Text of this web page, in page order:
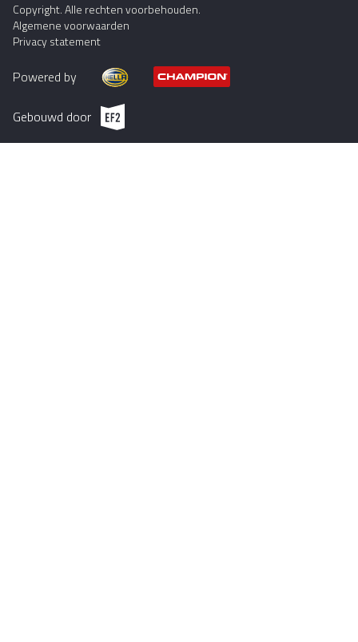
Copyright. Alle rechten voorbehouden.
Algemene voorwaarden
Privacy statement
Powered by
Gebouwd doorEF2 (opent in een nieuw venster)